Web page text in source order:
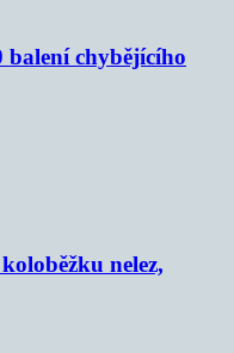
balení chybějícího
nelez,